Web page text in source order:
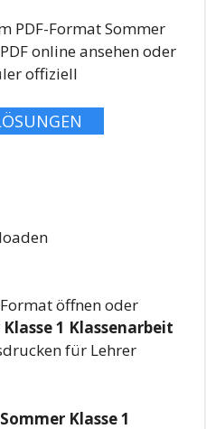
PDF-Format Sommer
online ansehen oder
offiziell
öffnen oder
1 Klassenarbeit
für Lehrer
Klasse 1